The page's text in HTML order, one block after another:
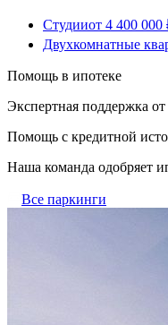
Студииот 4 400 000
Двухкомнатные
Помощь в ипотеке
Экспертная поддержка
Помощь с кредитной
Наша команда одобряет
Все паркинги